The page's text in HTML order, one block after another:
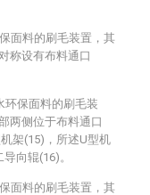
面料的刷毛装置，其
称设有布料通口
环保面料的刷毛装
两侧位于布料通口
架(15)，所述U型机
向辊(16)。
面料的刷毛装置，其